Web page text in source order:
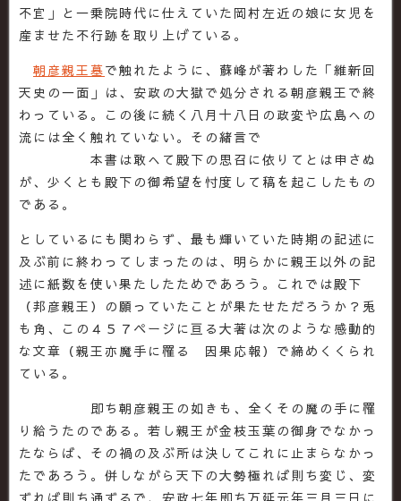
不宜」と一乗院時代に仕えていた岡村左近の娘に女児を
産ませた不行跡を取り上げている。
朝彦親王墓で触れたように、蘇峰が著わした「維新回
天史の一面」は、安政の大獄で処分される朝彦親王で終
わっている。この後に続く八月十八日の政変や広島への
流には全く触れていない。その緒言で
本書は敢へて殿下の思召に依りてとは申さぬ
が、少くとも殿下の御希望を忖度して稿を起こしたもの
である。
としているにも関わらず、最も輝いていた時期の記述に
及ぶ前に終わってしまったのは、明らかに親王以外の記
述に紙数を使い果たしたためであろう。これでは殿下
（邦彦親王）の願っていたことが果たせただろうか？兎
も角、この４５７ページに亘る大著は次のような感動的
な文章（親王亦魔手に罹る 因果応報）で締めくくられ
ている。
即ち朝彦親王の如きも、全くその魔の手に罹
り給うたのである。若し親王が金枝玉葉の御身でなかっ
たならば、その禍の及ぶ所は決してこれに止まらなかっ
たであろう。併しながら天下の大勢極れば則ち変じ、変
ずれば則ち通ずるで、安政七年即ち万延元年三月三日に